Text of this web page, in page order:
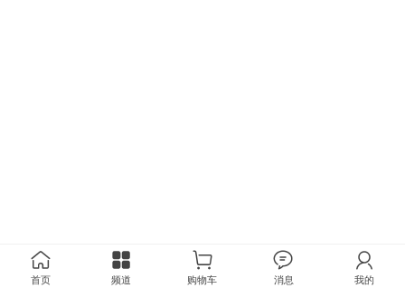
首页 频道 购物车 消息 我的